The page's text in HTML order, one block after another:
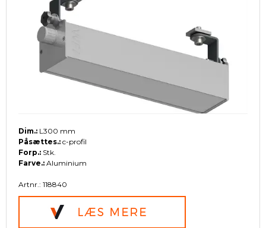
Dim.: L300 mm
Påsættes.: c-profil
Forp.: Stk.
Farve.: Aluminium
Artnr.: 118840